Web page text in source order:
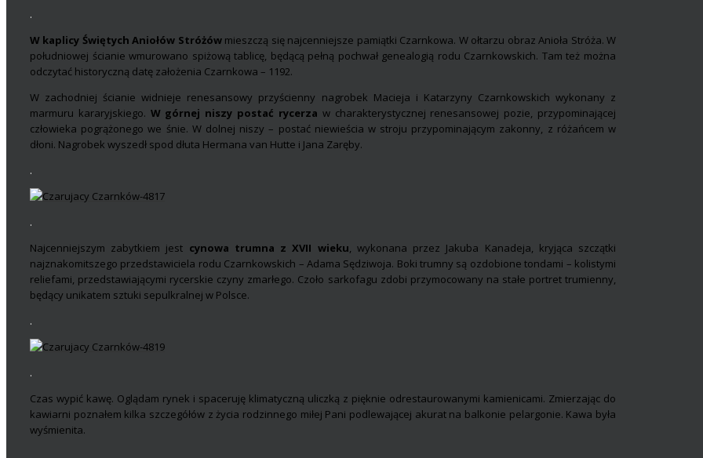
.
W kaplicy Świętych Aniołów Stróżówmieszczą się najcenniejsze pamiątki Czarnkowa. W ołtarzu obraz Anioła Stróża. W
południowej ścianie wmurowano spiżową tablicę, będącą pełną pochwał genealogią rodu Czarnkowskich. Tam też można
odczytać historyczną datę założenia Czarnkowa – 1192.
W zachodniej ścianie widnieje renesansowy przyścienny nagrobek Macieja i Katarzyny Czarnkowskich wykonany z
marmuru kararyjskiego. W górnej niszy postać rycerza w charakterystycznej renesansowej pozie, przypominającej
człowieka pogrążonego we śnie. W dolnej niszy – postać niewieścia w stroju przypominającym zakonny, z różańcem w
dłoni. Nagrobek wyszedł spod dłuta Hermana van Hutte i Jana Zaręby.
.
.
Najcenniejszym zabytkiem jest cynowa trumna z XVII wieku, wykonana przez Jakuba Kanadeja, kryjąca szczątki
najznakomitszego przedstawiciela rodu Czarnkowskich – Adama Sędziwoja. Boki trumny są ozdobione tondami – kolistymi
reliefami, przedstawiającymi rycerskie czyny zmarłego. Czoło sarkofagu zdobi przymocowany na stałe portret trumienny,
będący unikatem sztuki sepulkralnej w Polsce.
.
.
Czas wypić kawę. Oglądam rynek i spaceruję klimatyczną uliczką z pięknie odrestaurowanymi kamienicami. Zmierzając do
kawiarni poznałem kilka szczegółów z życia rodzinnego miłej Pani podlewającej akurat na balkonie pelargonie. Kawa była
wyśmienita.